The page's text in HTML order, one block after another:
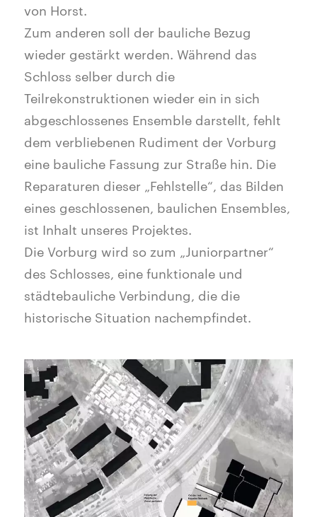
von Horst.
Zum anderen soll der bauliche Bezug
wieder gestärkt werden. Während das
Schloss selber durch die
Teilrekonstruktionen wieder ein in sich
abgeschlossenes Ensemble darstellt, fehlt
dem verbliebenen Rudiment der Vorburg
eine bauliche Fassung zur Straße hin. Die
Reparaturen dieser „Fehlstelle“, das Bilden
eines geschlossenen, baulichen Ensembles,
ist Inhalt unseres Projektes.
Die Vorburg wird so zum „Juniorpartner“
des Schlosses, eine funktionale und
städtebauliche Verbindung, die die
historische Situation nachempfindet.